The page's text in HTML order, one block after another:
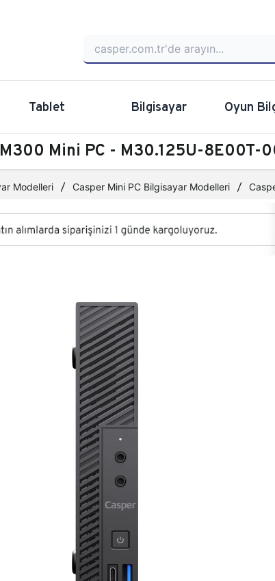
Tablet Bilgisayar Oyun
Mini PC - M30.125U-8E00T-
Modelleri Casper Mini PC Bilgisayar Modelleri